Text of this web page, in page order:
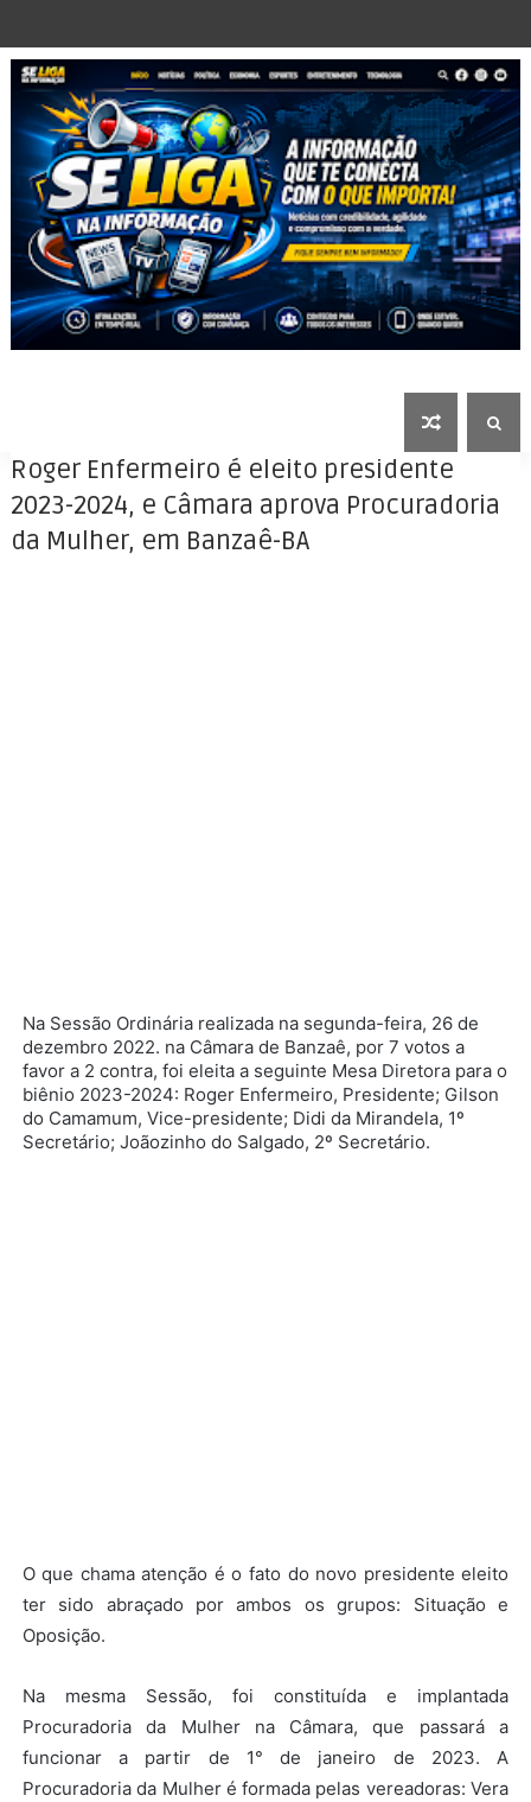
Roger Enfermeiro é eleito presidente
2023-2024, e Câmara aprova Procuradoria
da Mulher, em Banzaê-BA
Na Sessão Ordinária realizada na segunda-feira, 26 de
dezembro 2022. na Câmara de Banzaê, por 7 votos a
favor a 2 contra, foi eleita a seguinte Mesa Diretora para o
biênio 2023-2024: Roger Enfermeiro, Presidente; Gilson
do Camamum, Vice-presidente; Didi da Mirandela, 1º
Secretário; Joãozinho do Salgado, 2º Secretário.
O que chama atenção é o fato do novo presidente eleito
ter sido abraçado por ambos os grupos: Situação e
Oposição.
Na mesma Sessão, foi constituída e implantada
Procuradoria da Mulher na Câmara, que passará a
funcionar a partir de 1° de janeiro de 2023. A
Procuradoria da Mulher é formada pelas vereadoras: Vera